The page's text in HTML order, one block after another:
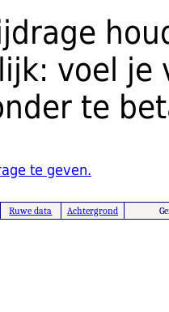
voel je
te
te geven.
Ruwe data Achtergrond